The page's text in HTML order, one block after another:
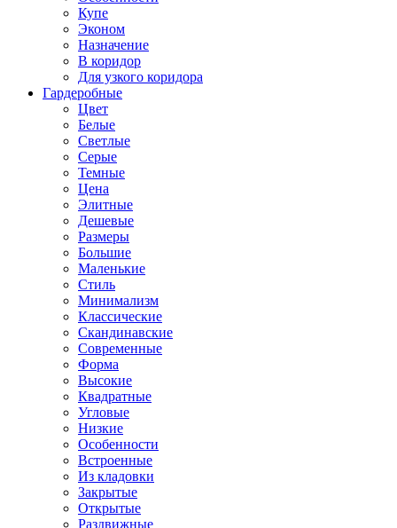
Купе
Эконом
Назначение
В коридор
Для узкого коридора
Гардеробные
Цвет
Белые
Светлые
Серые
Темные
Цена
Элитные
Дешевые
Размеры
Большие
Маленькие
Стиль
Минимализм
Классические
Скандинавские
Современные
Форма
Высокие
Квадратные
Угловые
Низкие
Особенности
Встроенные
Из кладовки
Закрытые
Открытые
Раздвижные